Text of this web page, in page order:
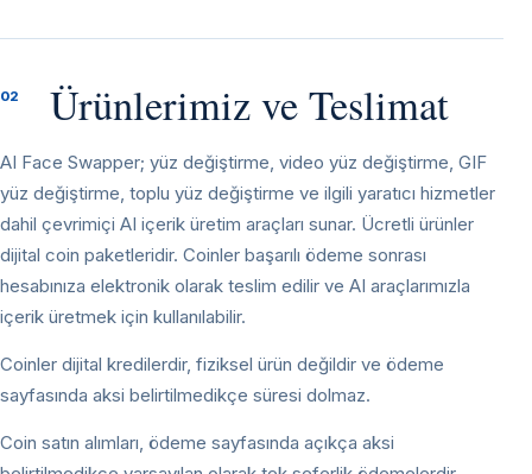
02 Ürünlerimiz ve Teslimat
AI Face Swapper; yüz değiştirme, video yüz değiştirme, GIF
yüz değiştirme, toplu yüz değiştirme ve ilgili yaratıcı hizmetler
dahil çevrimiçi AI içerik üretim araçları sunar. Ücretli ürünler
dijital coin paketleridir. Coinler başarılı ödeme sonrası
hesabınıza elektronik olarak teslim edilir ve AI araçlarımızla
içerik üretmek için kullanılabilir.
Coinler dijital kredilerdir, fiziksel ürün değildir ve ödeme
sayfasında aksi belirtilmedikçe süresi dolmaz.
Coin satın alımları, ödeme sayfasında açıkça aksi